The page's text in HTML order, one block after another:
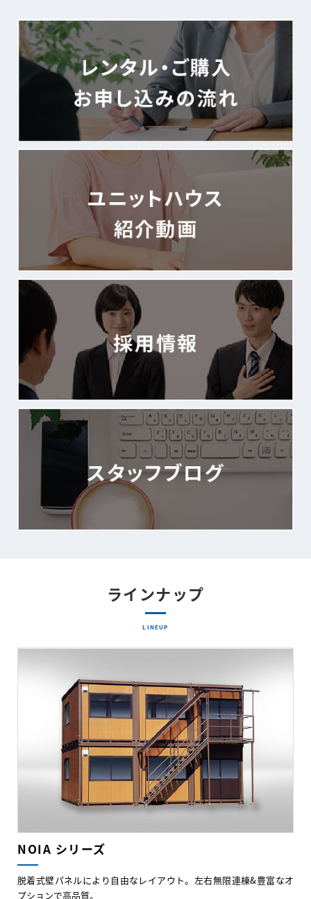
ラインナップ
LINEUP
NOIA シリーズ
脱着式壁パネルにより自由なレイアウト。左右無限連棟&豊富なオ
プションで高品質。